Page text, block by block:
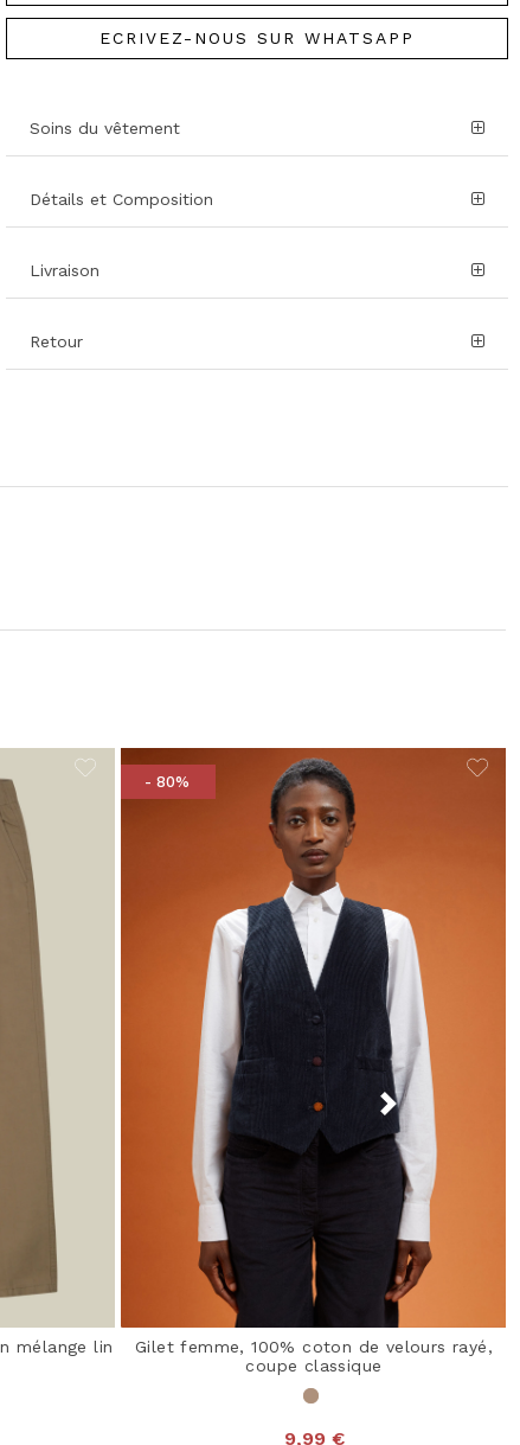
ECRIVEZ-NOUS SUR WHATSAPP
Soins du vêtement
Détails et Composition
Livraison
Retour
mélange lin
- 80%
Gilet femme, 100% coton de velours rayé,
coupe classique
9,99 €